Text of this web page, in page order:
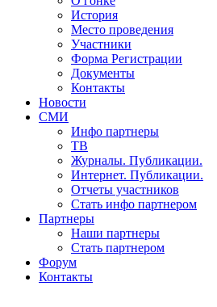
История
Место проведения
Участники
Форма Регистрации
Документы
Контакты
Новости
СМИ
Инфо партнеры
ТВ
Журналы. Публикации.
Интернет. Публикации.
Отчеты участников
Стать инфо партнером
Партнеры
Наши партнеры
Стать партнером
Форум
Контакты